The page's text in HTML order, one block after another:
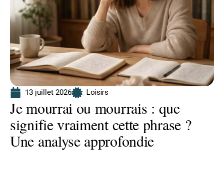
13 juillet 2026 Loisirs
Je mourrai ou mourrais : que
signifie vraiment cette phrase ?
Une analyse approfondie